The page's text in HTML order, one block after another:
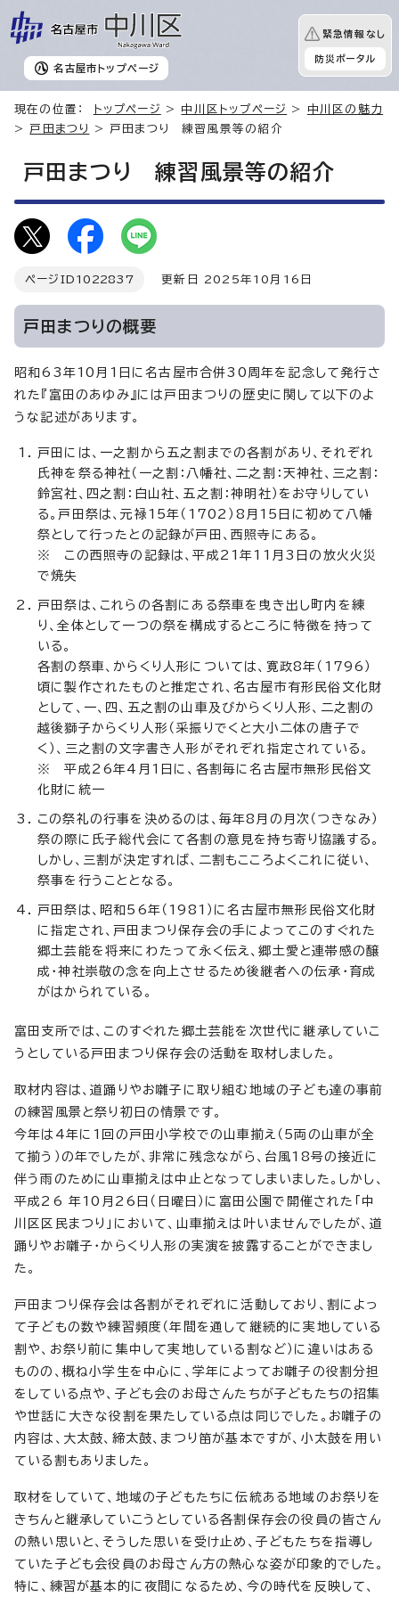
名古屋市 トップページ
緊急情報なし
防災ポータル
現在の位置： トップページ > 中川区トップページ > 中川区の魅力
> 戸田まつり > 戸田まつり 練習風景等の紹介
戸田まつり 練習風景等の紹介
ページID 1022837 更新日 2025年10月16日
戸田まつりの概要
昭和63年10月1日に名古屋市合併30周年を記念して発行さ
れた『富田のあゆみ』には戸田まつりの歴史に関して以下のよ
うな記述があります。
戸田には、一之割から五之割までの各割があり、それぞれ
氏神を祭る神社（一之割：八幡社、二之割：天神社、三之割：
鈴宮社、四之割：白山社、五之割：神明社）をお守りしてい
る。戸田祭は、元禄15年（1702）8月15日に初めて八幡
祭として行ったとの記録が戸田、西照寺にある。
※ この西照寺の記録は、平成21年11月3日の放火火災
で焼失
戸田祭は、これらの各割にある祭車を曳き出し町内を練
り、全体として一つの祭を構成するところに特徴を持って
いる。
各割の祭車、からくり人形については、寛政8年（1796）
頃に製作されたものと推定され、名古屋市有形民俗文化財
として、一、四、五之割の山車及びからくり人形、二之割の
越後獅子からくり人形（采振りでくと大小二体の唐子で
く）、三之割の文字書き人形がそれぞれ指定されている。
※ 平成26年4月1日に、各割毎に名古屋市無形民俗文
化財に統一
この祭礼の行事を決めるのは、毎年8月の月次（つきなみ）
祭の際に氏子総代会にて各割の意見を持ち寄り協議する。
しかし、三割が決定すれば、二割もこころよくこれに従い、
祭事を行うこととなる。
戸田祭は、昭和56年（1981）に名古屋市無形民俗文化財
に指定され、戸田まつり保存会の手によってこのすぐれた
郷土芸能を将来にわたって永く伝え、郷土愛と連帯感の醸
成・神社崇敬の念を向上させるため後継者への伝承・育成
がはかられている。
富田支所では、このすぐれた郷土芸能を次世代に継承していこ
うとしている戸田まつり保存会の活動を取材しました。
取材内容は、道踊りやお囃子に取り組む地域の子ども達の事前
の練習風景と祭り初日の情景です。
今年は4年に1回の戸田小学校での山車揃え（5両の山車が全
て揃う）の年でしたが、非常に残念ながら、台風18号の接近に
伴う雨のために山車揃えは中止となってしまいました。しかし、
平成26 年10月26日（日曜日）に富田公園で開催された「中
川区区民まつり」において、山車揃えは叶いませんでしたが、道
踊りやお囃子・からくり人形の実演を披露することができまし
た。
戸田まつり保存会は各割がそれぞれに活動しており、割によっ
て子どもの数や練習頻度（年間を通して継続的に実地している
割や、お祭り前に集中して実地している割など）に違いはある
ものの、概ね小学生を中心に、学年によってお囃子の役割分担
をしている点や、子ども会のお母さんたちが子どもたちの招集
や世話に大きな役割を果たしている点は同じでした。お囃子の
内容は、大太鼓、締太鼓、まつり笛が基本ですが、小太鼓を用い
ている割もありました。
取材をしていて、地域の子どもたちに伝統ある地域のお祭りを
きちんと継承していこうとしている各割保存会の役員の皆さん
の熱い思いと、そうした思いを受け止め、子どもたちを指導し
ていた子ども会役員のお母さん方の熱心な姿が印象的でした。
特に、練習が基本的に夜間になるため、今の時代を反映して、